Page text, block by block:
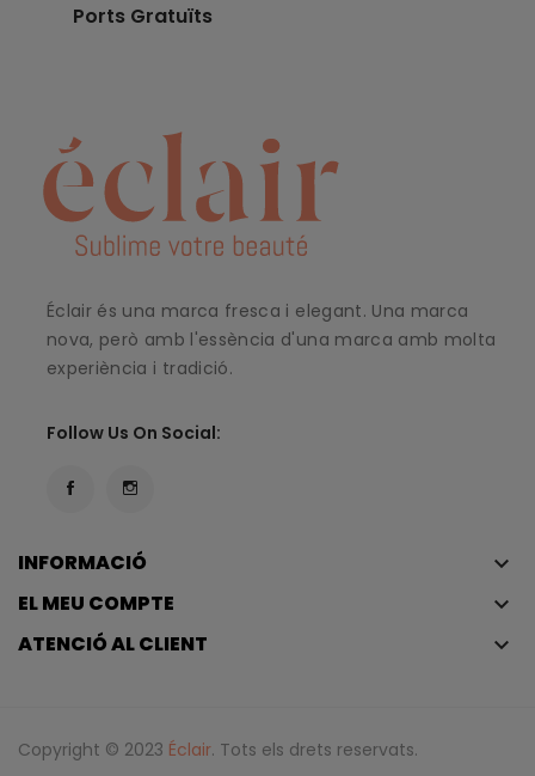
Ports Gratuïts
Éclair és una marca fresca i elegant. Una marca
nova, però amb l'essència d'una marca amb molta
experiència i tradició.
Follow Us On Social:
INFORMACIÓ keyboard_arrow_down
EL MEU COMPTE keyboard_arrow_down
ATENCIÓ AL CLIENT keyboard_arrow_down
Copyright © 2023 Éclair. Tots els drets reservats.